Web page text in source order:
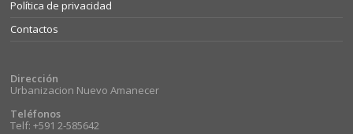
Política de privacidad
Contactos
Dirección
Urbanizacion Nuevo Amanecer
Teléfonos
Telf: +591 2-585642